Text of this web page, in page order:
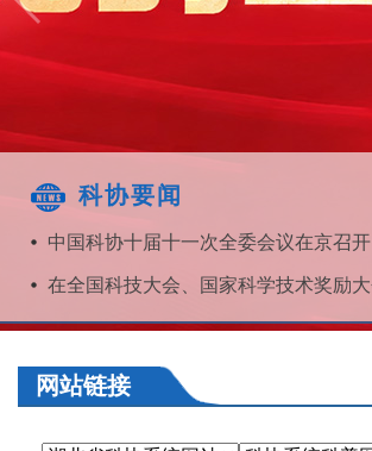
科协要闻
中国科协十届十一次全委会议在京召开
网站链接